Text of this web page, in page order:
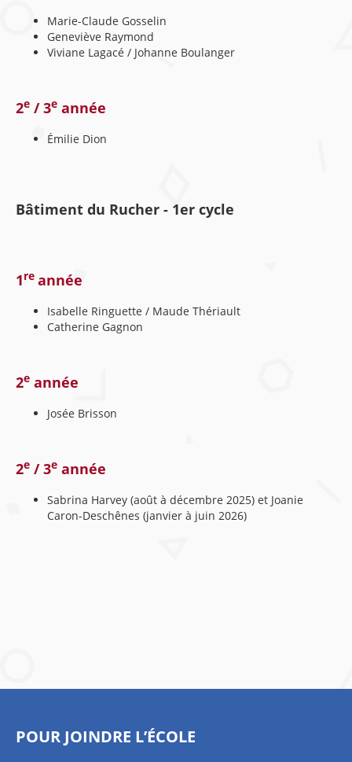
Marie-Claude Gosselin
Geneviève Raymond
Viviane Lagacé / Johanne Boulanger
2e / 3e année
Émilie Dion
Bâtiment du Rucher - 1er cycle
1re année
Isabelle Ringuette / Maude Thériault
Catherine Gagnon
2e année
Josée Brisson
2e / 3e année
Sabrina Harvey (août à décembre 2025) et Joanie
Caron-Deschênes (janvier à juin 2026)
POUR JOINDRE L’ÉCOLE